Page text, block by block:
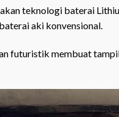
teknologi baterai
aki konvensional.
futuristik membuat